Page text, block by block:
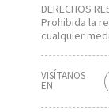
DERECHOS
Prohibida la
cualquier
VISÍTANOS
EN